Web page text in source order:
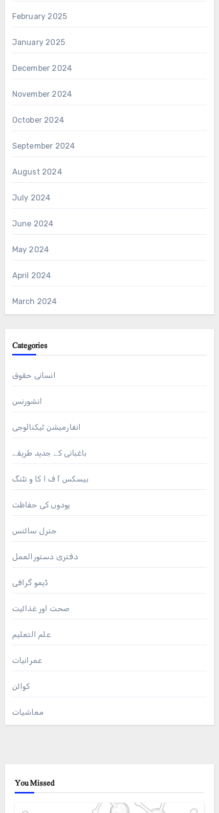
February 2025
January 2025
December 2024
November 2024
October 2024
September 2024
August 2024
July 2024
June 2024
May 2024
April 2024
March 2024
Categories
انسانی حقوق
انشورنس
انفارمیشن ٹیکنالوجی
باغبانی کے جدید طریقے
بیسکس آ ف ا کا و نٹنگ
پودوں کی حفاظت
جنرل سائنس
دفتری دستورالعمل
ڈیمو گرافی
صحت اور غذائیت
علم التعلیم
عمرانیات
کوائن
معاشیات
You Missed